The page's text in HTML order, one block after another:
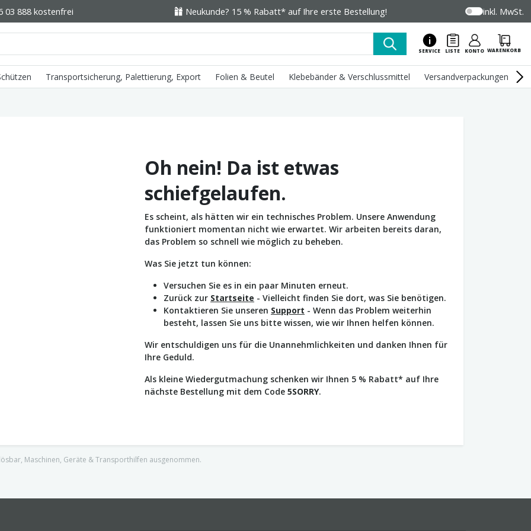
03 888 kostenfrei Neukunde? 15 % Rabatt* auf Ihre erste Bestellung! inkl. MwSt.
SERVICE LISTE KONTO WARENKORB
Transportsicherung, Palettierung, Export Folien & Beutel Klebebänder & Verschlussmittel Versandverpackungen
Oh nein! Da ist etwas
schiefgelaufen.
Es scheint, als hätten wir ein technisches Problem. Unsere Anwendung
funktioniert momentan nicht wie erwartet. Wir arbeiten bereits daran,
das Problem so schnell wie möglich zu beheben.
Was Sie jetzt tun können:
Versuchen Sie es in ein paar Minuten erneut.
Zurück zur Startseite - Vielleicht finden Sie dort, was Sie benötigen.
Kontaktieren Sie unseren Support - Wenn das Problem weiterhin
besteht, lassen Sie uns bitte wissen, wie wir Ihnen helfen können.
Wir entschuldigen uns für die Unannehmlichkeiten und danken Ihnen für
Ihre Geduld.
Als kleine Wiedergutmachung schenken wir Ihnen 5 % Rabatt* auf Ihre
nächste Bestellung mit dem Code 5SORRY.
Maschinen, Geräte & Transporthilfen ausgenommen.